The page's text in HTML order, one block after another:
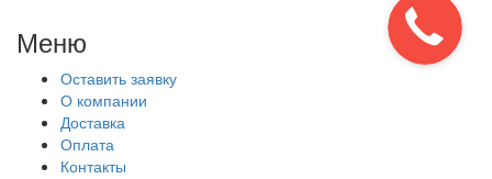
Меню
Оставить заявку
О компании
Доставка
Оплата
Контакты